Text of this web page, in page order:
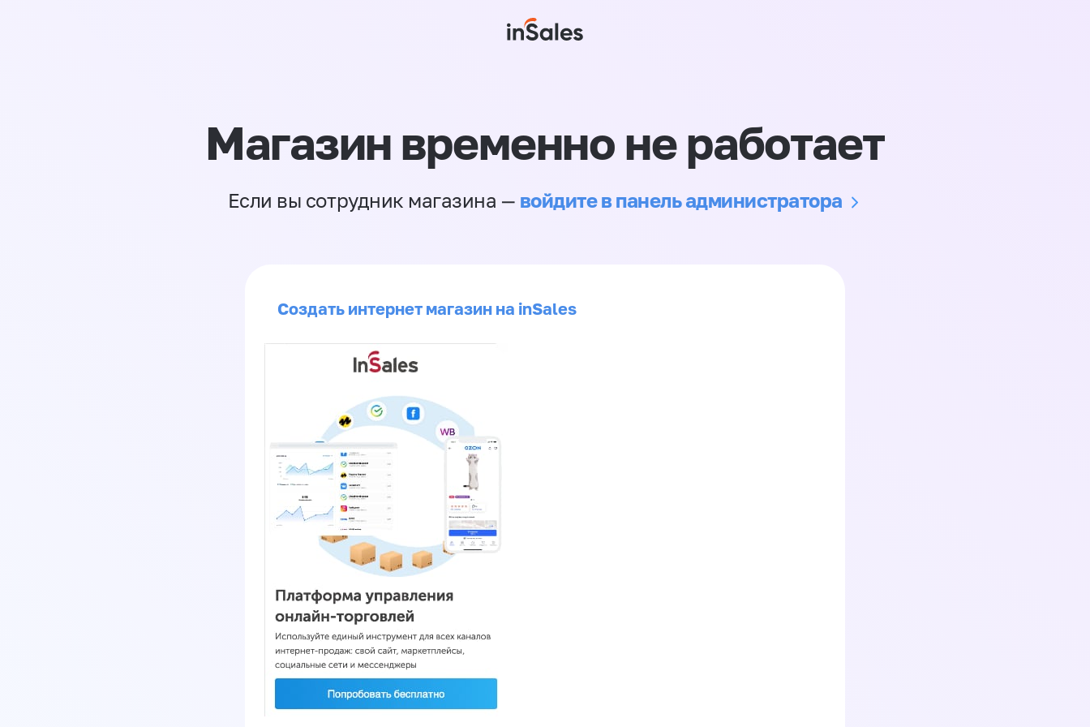
Магазин временно не работает
Если вы сотрудник магазина — войдите в панель администратора
Создать интернет магазин на inSales